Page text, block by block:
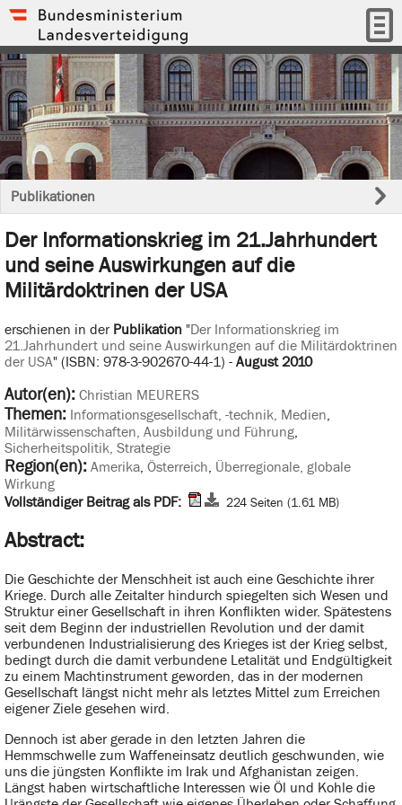
Publikationen
Der Informationskrieg im 21.Jahrhundert
und seine Auswirkungen auf die
Militärdoktrinen der USA
erschienen in der Publikation"Der Informationskrieg im
21.Jahrhundert und seine Auswirkungen auf die Militärdoktrinen
der USA" (ISBN: 978-3-902670-44-1) - August 2010
Autor(en): Christian MEURERS
Themen: Informationsgesellschaft, -technik, Medien,
Militärwissenschaften, Ausbildung und Führung,
Sicherheitspolitik, Strategie
Region(en): Amerika, Österreich, Überregionale, globale
Wirkung
Vollständiger Beitrag als PDF:
224 Seiten (1.61 MB)
Abstract:
Die Geschichte der Menschheit ist auch eine Geschichte ihrer
Kriege. Durch alle Zeitalter hindurch spiegelten sich Wesen und
Struktur einer Gesellschaft in ihren Konflikten wider. Spätestens
seit dem Beginn der industriellen Revolution und der damit
verbundenen Industrialisierung des Krieges ist der Krieg selbst,
bedingt durch die damit verbundene Letalität und Endgültigkeit
zu einem Machtinstrument geworden, das in der modernen
Gesellschaft längst nicht mehr als letztes Mittel zum Erreichen
eigener Ziele gesehen wird.
Dennoch ist aber gerade in den letzten Jahren die
Hemmschwelle zum Waffeneinsatz deutlich geschwunden, wie
uns die jüngsten Konflikte im Irak und Afghanistan zeigen.
Längst haben wirtschaftliche Interessen wie Öl und Kohle die